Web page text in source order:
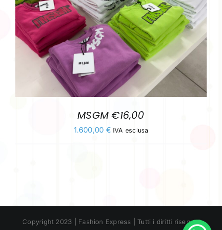
MSGM €16,00
1.600,00 € IVA esclusa
Copyright 2023 | Fashion Express | Tutti i diritti riservati